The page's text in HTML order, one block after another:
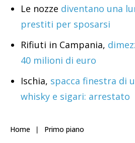
Le nozze diventano una
prestiti per sposarsi
Rifiuti in Campania,
40 milioni di euro
Ischia, spacca finestra di
whisky e sigari: arrestato
Home Primo piano